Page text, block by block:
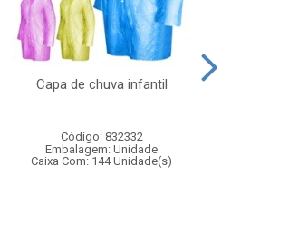
Capa de chuva infantil
Código: 832332
Embalagem: Unidade
Caixa Com: 144 Unidade(s)